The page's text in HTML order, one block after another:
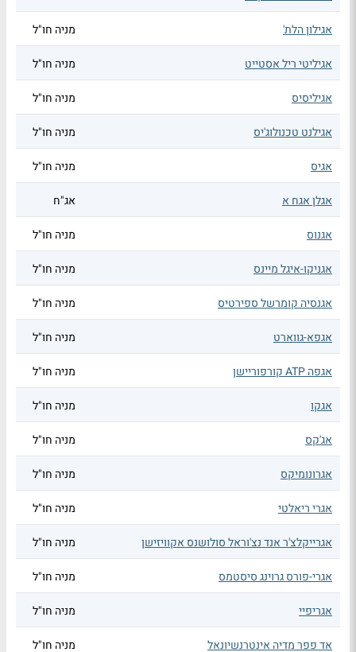
אגילון הלת' מניה חו"ל
אגיליטי ריל אסטייט מניה חו"ל
אגיליסיס מניה חו"ל
אגילנט טכנולוג'יס מניה חו"ל
אגיס מניה חו"ל
אגלן אגח א אג"ח
אגנוס מניה חו"ל
אגניקו-איגל מיינס מניה חו"ל
אגנסיה קומרשל ספירטיס מניה חו"ל
אגפא-גווארט מניה חו"ל
אגפה ATP קורפוריישן מניה חו"ל
אגקו מניה חו"ל
אג'קס מניה חו"ל
אגרונומיקס מניה חו"ל
אגרי ריאלטי מניה חו"ל
אגרייקלצ'ר אנד נצ'וראל סולושנס אקוויזישן מניה חו"ל
אגרי-פורס גרוינג סיסטמס מניה חו"ל
אגריפיי מניה חו"ל
אד פפר מדיה אינטרנשיונאל מניה חו"ל